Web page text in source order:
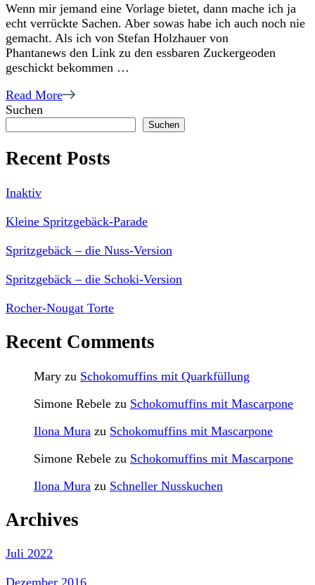
Wenn mir jemand eine Vorlage bietet, dann mache ich ja
echt verrückte Sachen. Aber sowas habe ich auch noch nie
gemacht. Als ich von Stefan Holzhauer von
Phantanews den Link zu den essbaren Zuckergeoden
geschickt bekommen …
Read More
Suchen
Suchen
Recent Posts
Inaktiv
Kleine Spritzgebäck-Parade
Spritzgebäck – die Nuss-Version
Spritzgebäck – die Schoki-Version
Rocher-Nougat Torte
Recent Comments
Mary zu Schokomuffins mit Quarkfüllung
Simone Rebele zu Schokomuffins mit Mascarpone
Ilona Mura zu Schokomuffins mit Mascarpone
Simone Rebele zu Schokomuffins mit Mascarpone
Ilona Mura zu Schneller Nusskuchen
Archives
Juli 2022